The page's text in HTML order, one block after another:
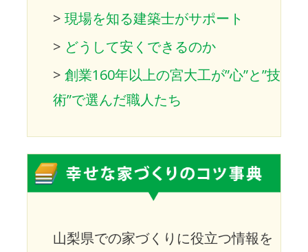
> 現場を知る建築士がサポート
> どうして安くできるのか
> 創業160年以上の宮大工が”心”と”技
術”で選んだ職人たち
山梨県での家づくりに役立つ情報を